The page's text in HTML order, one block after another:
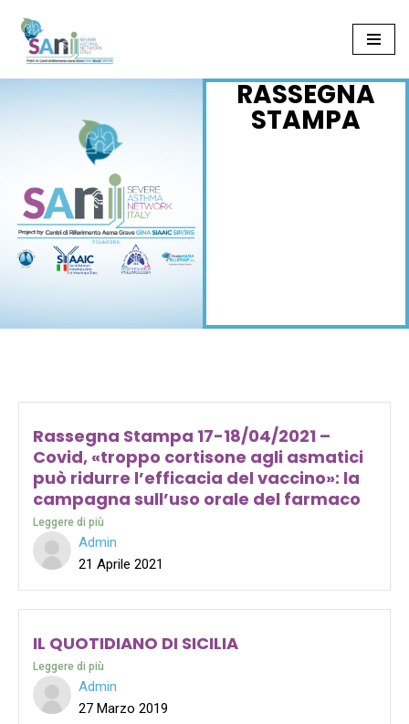
Vai
RASSEGNA
STAMPA
Rassegna Stampa 17-18/04/2021 –
Covid, «troppo cortisone agli asmatici
può ridurre l’efficacia del vaccino»: la
campagna sull’uso orale del farmaco
Leggere di più
Admin
21 Aprile 2021
IL QUOTIDIANO DI SICILIA
Leggere di più
Admin
27 Marzo 2019